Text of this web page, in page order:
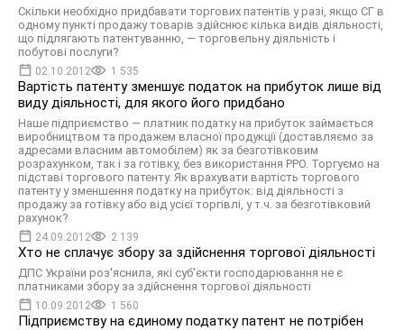
Скільки необхідно придбавати торгових патентів у разі, якщо СГ в
одному пункті продажу товарів здійснює кілька видів діяльності,
що підлягають патентуванню, — торговельну діяльність і
побутові послуги?
02.10.2012 1 535
Вартість патенту зменшує податок на прибуток лише від
виду діяльності, для якого його придбано
Наше підприємство — платник податку на прибуток займається
виробництвом та продажем власної продукції (доставляємо за
адресами власним автомобілем) як за безготівковим
розрахунком, так і за готівку, без використання РРО. Торгуємо на
підставі торгового патенту. Як врахувати вартість торгового
патенту у зменшення податку на прибуток: від діяльності з
продажу за готівку або від усієї торгівлі, у т.ч. за безготівковий
рахунок?
24.09.2012 2 139
Хто не сплачує збору за здійснення торгової діяльності
ДПС України роз'яснила, які суб'єкти господарювання не є
платниками збору за здійснення торгової діяльності
10.09.2012 1 560
Підприємству на єдиному податку патент не потрібен